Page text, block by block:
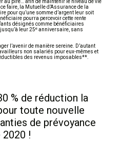
au pire… afin de maintenir le niveau de vie
faire, la Mutuelle d’Assurance de la
pour qu’une somme d’argent leur soit
pourra percevoir cette rente
désignés comme bénéficiaires
leur 25e anniversaire, sans
l’avenir de manière sereine. D’autant
non salariés pour eux-mêmes et
des revenus imposables**.
% de réduction la
toute nouvelle
de prévoyance
!